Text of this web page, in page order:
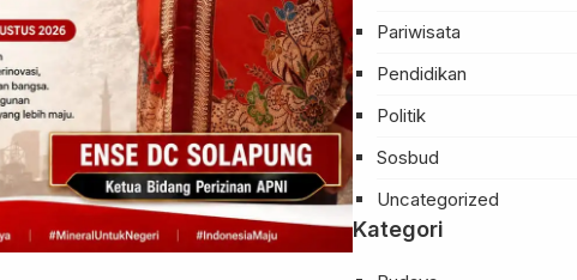
Pariwisata
Pendidikan
Politik
Sosbud
Uncategorized
Kategori